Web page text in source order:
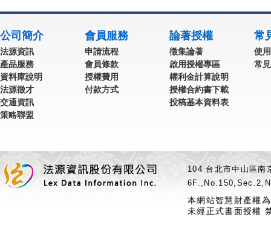
公司簡介
法源資訊
產品服務
資料庫說明
法源徵才
交通資訊
策略聯盟
會員服務
申請流程
會員條款
授權費用
付款方式
論著授權
徵集論著
啟用授權專區
權利金計算說明
授權合約書下載
投稿基本資料表
常
使
常
104 台北市中山區
本網站智慧財產權
未經正式書面授權